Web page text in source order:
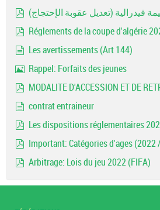
pdf
فيدرالية (تعديل عقوبة الإحتجاج)
Réglements de la coupe d'algérie
Les avertissements (Art 144)
Rappel: Forfaits des jeunes
MODALITE D'ACCESSION ET DE
contrat entraineur
Les dispositions réglementaires
Important: Catégories d'ages (2022
Arbitrage: Lois du jeu 2022 (FIFA)